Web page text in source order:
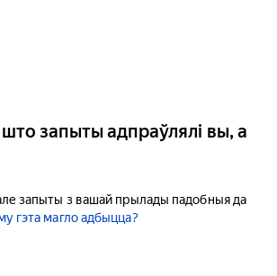
запыты адпраўлялі вы, а
запыты з вашай прылады падобныя да
гэта магло адбыцца?